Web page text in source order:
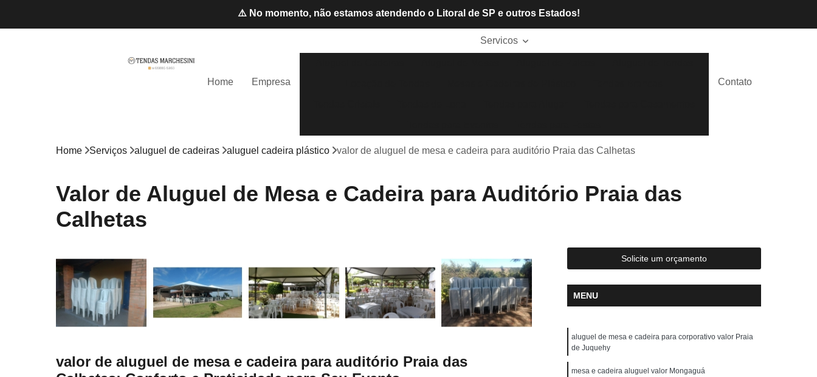
⚠️ No momento, não estamos atendendo o Litoral de SP e outros Estados!
Home Empresa
Servicos
Contato
Home Serviços aluguel de cadeiras aluguel cadeira plástico valor de aluguel de mesa e cadeira para auditório Praia das Calhetas
Valor de Aluguel de Mesa e Cadeira para Auditório Praia das
Calhetas
valor de aluguel de mesa e cadeira para auditório Praia das
Solicite um orçamento
MENU
aluguel de mesa e cadeira para corporativo valor Praia
de Juquehy
mesa e cadeira aluguel valor Mongaguá